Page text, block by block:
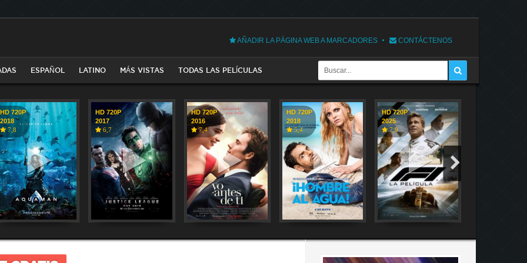
AÑADIR LA PÁGINA WEB A MARCADORES CONTÁCTENOS
ESPAÑOL LATINO MÁS VISTAS TODAS LAS PELÍCULAS
HD 720P
2018
7,8
HD 720P
2017
6,7
HD 720P
2016
7,4
HD 720P
2018
5,4
HD 720P
2025
7,9